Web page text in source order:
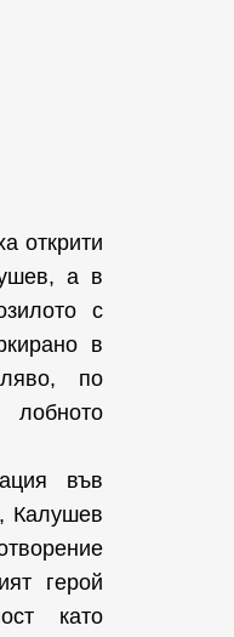
открити
а в
с
в
по
във
Калушев
герой
като